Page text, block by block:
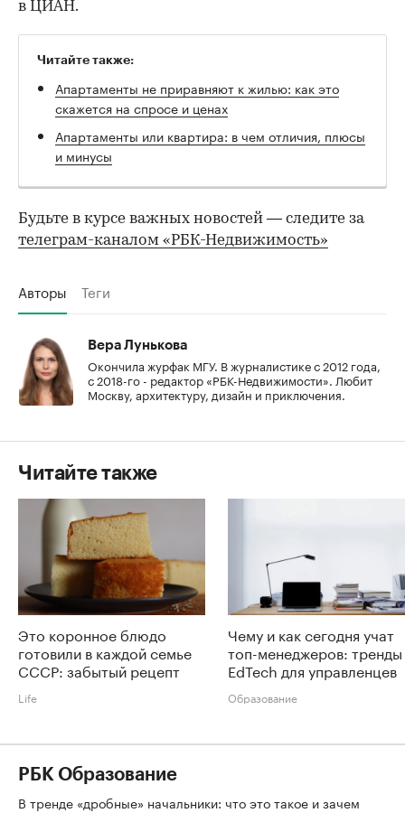
в ЦИАН.
Читайте также:
Апартаменты не приравняют к жилью: как это
скажется на спросе и ценах
Апартаменты или квартира: в чем отличия, плюсы
и минусы
Будьте в курсе важных новостей — следите за
телеграм-каналом «РБК-Недвижимость»
Авторы Теги
Вера Лунькова
Окончила журфак МГУ. В журналистике с 2012 года,
с 2018-го - редактор «РБК-Недвижимости». Любит
Москву, архитектуру, дизайн и приключения.
Читайте также
Это коронное блюдо
готовили в каждой семье
СССР: забытый рецепт
Life
Чему и как сегодня учат
топ-менеджеров: тренды
EdTech для управленцев
Образование
РБК Образование
В тренде «дробные» начальники: что это такое и зачем